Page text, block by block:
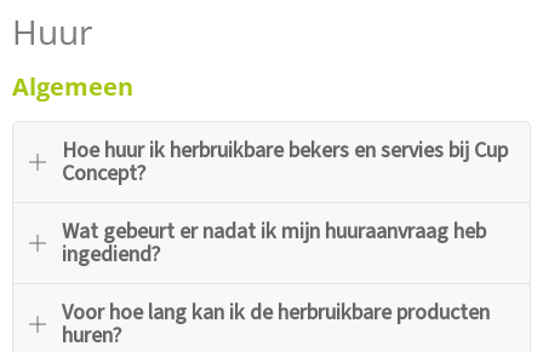
Huur
Algemeen
Hoe huur ik herbruikbare bekers en servies bij Cup
Concept?
Wat gebeurt er nadat ik mijn huuraanvraag heb
ingediend?
Voor hoe lang kan ik de herbruikbare producten
huren?